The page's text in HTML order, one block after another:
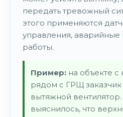
передать тревожный
этого применяются
управления,
работы.
Пример: на объекте
рядом с ГРЩ
вытяжной
выяснилось, что